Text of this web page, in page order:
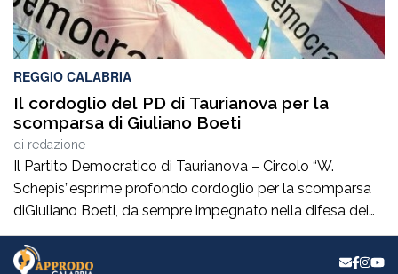
REGGIO CALABRIA
Il cordoglio del PD di Taurianova per la
scomparsa di Giuliano Boeti
di redazione
Il Partito Democratico di Taurianova – Circolo “W.
Schepis”esprime profondo cordoglio per la scomparsa
diGiuliano Boeti, da sempre impegnato nella difesa dei
valori democratici e antifascisti. Fondatore della sezione
ANPI di Taurianova e suo primo presidente,ha contribuito